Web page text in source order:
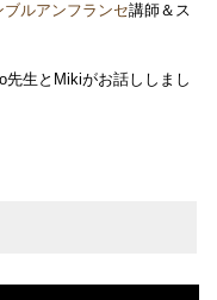
ブルアンフランセ講師＆ス
生とMikiがお話ししまし